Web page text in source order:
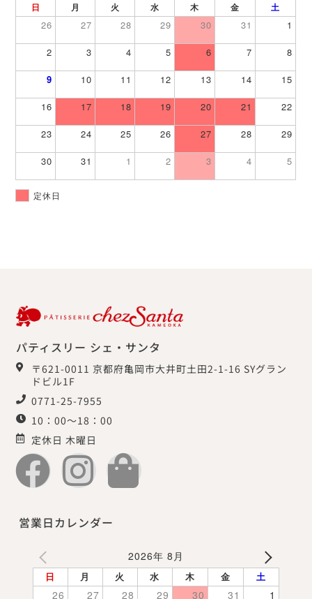
日 月 火 水 木 金 土
26 27 28 29 30 31 1
2 3 4 5 6 7 8
9 10 11 12 13 14 15
16 17 18 19 20 21 22
23 24 25 26 27 28 29
30 31 1 2 3 4 5
定休日
パティスリー シェ・サンタ
〒621-0011 京都府亀岡市大井町土田2-1-16 SYグラン
ドビル1F
0771-25-7955
10：00～18：00
定休日 木曜日
営業日カレンダー
2026年 8月
日 月 火 水 木 金 土
26 27 28 29 30 31 1